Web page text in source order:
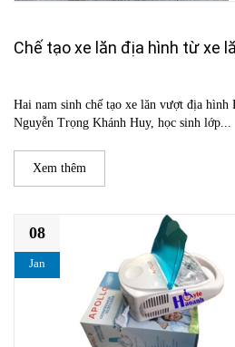
Chế tạo xe lăn địa hình từ xe
Hai nam sinh chế tạo xe lăn vượt địa hình
Nguyễn Trọng Khánh Huy, học sinh lớp...
Xem thêm
08
Jan